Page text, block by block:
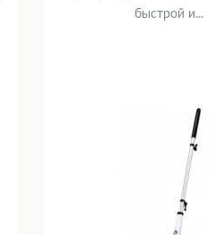
быстрой и...